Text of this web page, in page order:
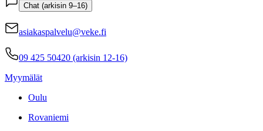
Chat (arkisin 9–16)
asiakaspalvelu@veke.fi
09 425 50420 (arkisin 12-16)
Myymälät
Oulu
Rovaniemi